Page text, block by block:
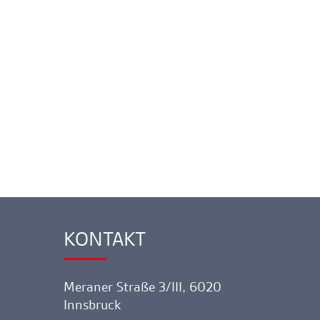
Ankerlink
KONTAKT
Meraner Straße 3/III, 6020
Innsbruck